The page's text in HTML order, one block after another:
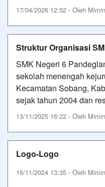
17/04/2026 12:52 - Oleh
Struktur Organisasi
SMK Negeri 6
sekolah menengah
Kecamatan Sobang,
sejak tahun 2004 dan
13/11/2025 16:22 - Oleh
Logo-Logo
16/11/2024 13:35 - Oleh